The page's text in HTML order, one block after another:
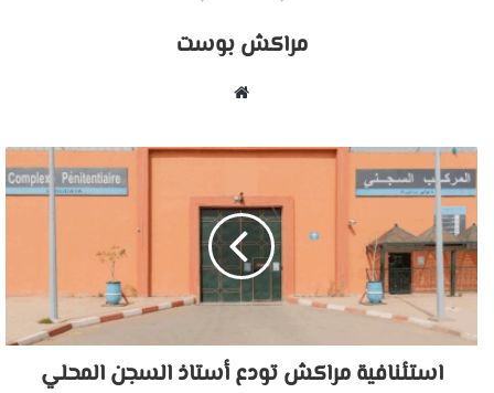
مراكش بوست
استئنافية مراكش تودع أستاذ السجن المحلي